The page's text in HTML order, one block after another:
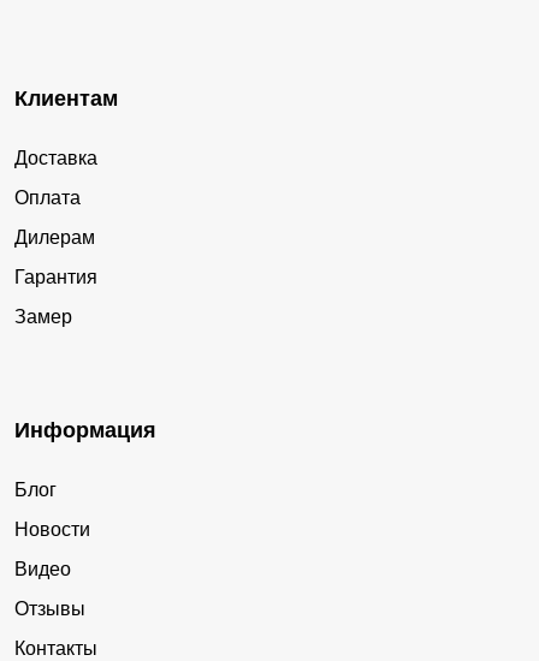
Клиентам
Доставка
Оплата
Дилерам
Гарантия
Замер
Информация
Блог
Новости
Видео
Отзывы
Контакты